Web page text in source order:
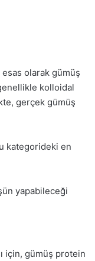
olarak gümüş
kolloidal
gerçek gümüş
kategorideki en
yapabileceği
için, gümüş protein